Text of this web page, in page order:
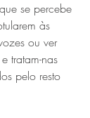
se percebe
às
ou ver
tratam-nas
pelo resto